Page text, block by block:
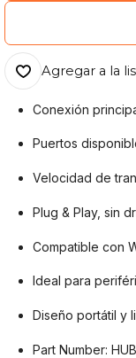
Agregar a la
Conexión
Puertos
Velocidad de
Plug & Play, sin
Compatible con
Ideal para
Diseño portátil y
Part Number: